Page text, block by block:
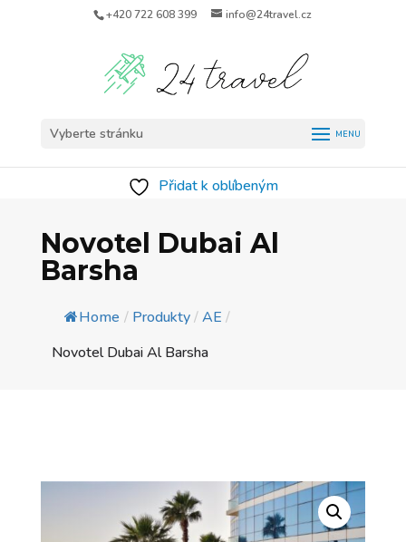
+420 722 608 399 info@24travel.cz
Vyberte stránku
Přidat k oblíbeným
Novotel Dubai Al
Barsha
Home / Produkty/AE /
Novotel Dubai Al Barsha